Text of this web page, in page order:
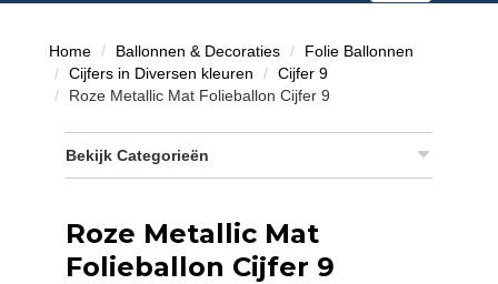
Home Ballonnen & Decoraties
Folie Ballonnen
Cijfers in Diversen kleuren
Cijfer 9
Roze Metallic Mat Folieballon Cijfer 9
Bekijk Categorieën
Roze Metallic Mat
Folieballon Cijfer 9